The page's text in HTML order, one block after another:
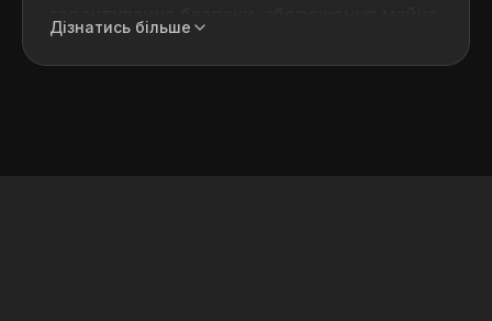
запобігання злочинам. Також відеозапис
може стати доказом у конфліктній
Дізнатись більше